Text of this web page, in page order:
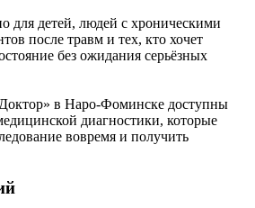
для детей, людей с хроническими
после травм и тех, кто хочет
без ожидания серьёзных
в Наро-Фоминске доступны
диагностики, которые
вовремя и получить